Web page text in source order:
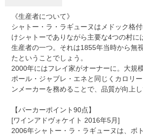
《生産者について》
シャトー・ラ・ラギューヌはメドック格
けシャトーでありながら主要な4つの村に
生産者の一つ。それは1855年当時から無
たということでしょう。
2000年にはフレイ家がオーナーに。大規
ポール・ジャブレ・エネと同じくカロリ
ンメーカーを務めることで、品質が向上し
【パーカーポイント90点】
[ワインアドヴォケイト 2016年5月]
2006年シャトー・ラ・ラギューヌは、ボ